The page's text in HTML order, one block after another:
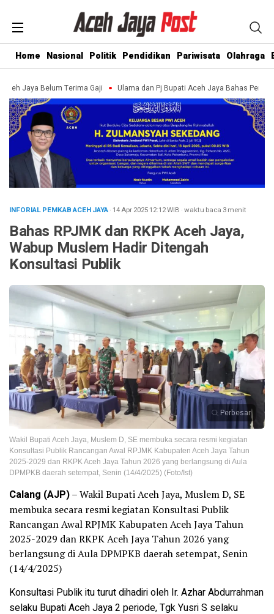
Home Nasional Politik Pendidikan Pariwisata Olahraga
Belum Terima Gaji Ulama dan Pj Bupati Aceh Jaya Bahas Penguatan
INFORIAL PEMKAB ACEH JAYA· 14 Apr 202512:12WIB ·waktu baca 3 menit
Bahas RPJMK dan RKPK Aceh Jaya,
Wabup Muslem Hadir Ditengah
Konsultasi Publik
Perbesar
Wakil Bupati Aceh Jaya, Muslem D, SE membuka secara resmi kegiatan
Konsultasi Publik Rancangan Awal RPJMK Kabupaten Aceh Jaya Tahun
2025-2029 dan RKPK Aceh Jaya Tahun 2026 yang berlangsung di Aula
DPMPKB daerah setempat, Senin (14/4/2025) (Foto/Ist)
Calang (AJP)– Wakil Bupati Aceh Jaya, Muslem D, SE
membuka secara resmi kegiatan Konsultasi Publik
Rancangan Awal RPJMK Kabupaten Aceh Jaya Tahun
2025-2029 dan RKPK Aceh Jaya Tahun 2026 yang
berlangsung di Aula DPMPKB daerah setempat, Senin
(14/4/2025)
Konsultasi Publik itu turut dihadiri oleh Ir. Azhar Abdurrahman
selaku Bupati Aceh Jaya 2 periode, Tgk Yusri S selaku